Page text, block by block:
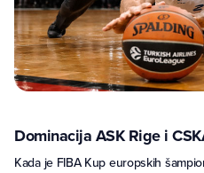
Dominacija ASK Rige i
Kada je FIBA Kup europskih